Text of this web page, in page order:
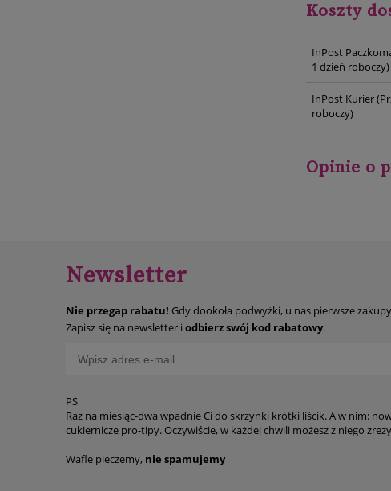
Koszty
InPost
1 dzień roboczy)
InPost Kurier
roboczy)
Opinie o
Newsletter
Nie przegap rabatu! Gdy dookoła podwyżki, u nas pierwsze zakupy
Zapisz się na newsletter i odbierz swój kod rabatowy.
PS
Raz na miesiąc-dwa wpadnie Ci do skrzynki krótki liścik. A w nim:
cukiernicze pro-tipy.
Wafle pieczemy, nie spamujemy